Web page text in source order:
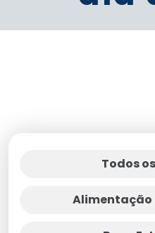
Todos
Alimentação